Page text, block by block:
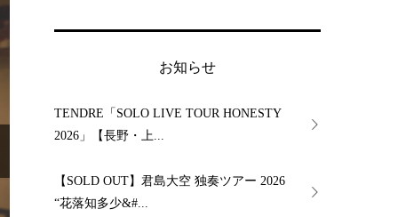
お知らせ
TENDRE「SOLO LIVE TOUR HONESTY
2026」【長野・上...
【SOLD OUT】君島大空 独奏ツアー 2026
“花落知多少&#...